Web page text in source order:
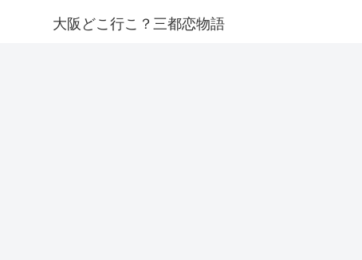
大阪どこ行こ？三都恋物語